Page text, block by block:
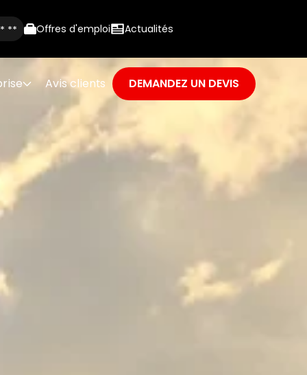
** Offres d'emploi Actualités
Avis clients DEMANDEZ UN DEVIS